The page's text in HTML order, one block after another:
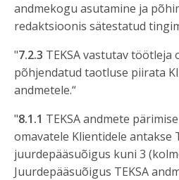
andmekogu asutamine ja
redaktsioonis sätestatud
"7.2.3 TEKSA vastutav töötleja
põhjendatud taotluse piirata
andmetele.“
"8.1.1 TEKSA andmete
omavatele Klientidele antakse
juurdepääsuõigus kuni 3
Juurdepääsuõigus TEKSA